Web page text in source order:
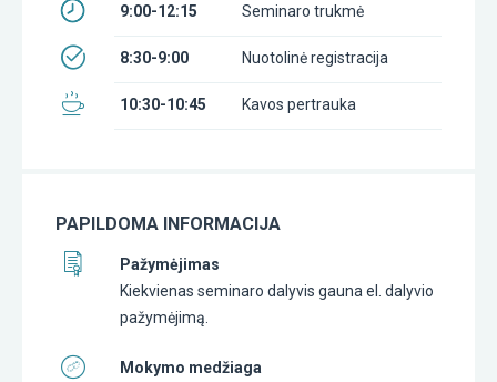
9:00-12:15 Seminaro trukmė
8:30-9:00 Nuotolinė registracija
10:30-10:45 Kavos pertrauka
PAPILDOMA INFORMACIJA
Pažymėjimas
Kiekvienas seminaro dalyvis gauna el. dalyvio
pažymėjimą.
Mokymo medžiaga